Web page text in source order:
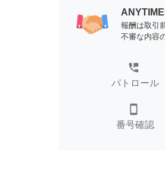
報酬は取引
不審な内容
perm_phone_msg
パトロール
smartphone
番号確認